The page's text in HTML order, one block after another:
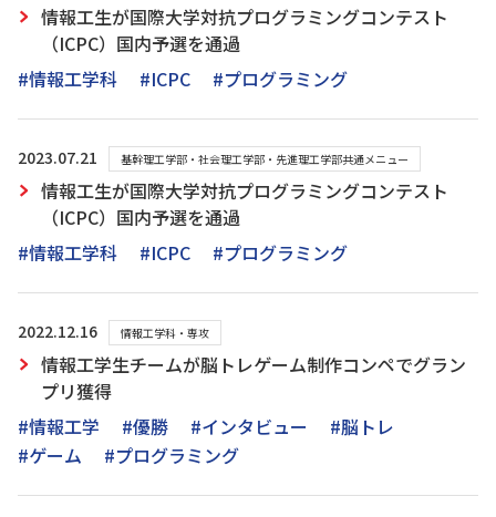
情報工生が国際大学対抗プログラミングコンテスト
（ICPC）国内予選を通過
#情報工学科
#ICPC #プログラミング
2023.07.21 基幹理工学部・社会理工学部・先進理工学部共通メニュー
情報工生が国際大学対抗プログラミングコンテスト
（ICPC）国内予選を通過
#情報工学科
#ICPC #プログラミング
2022.12.16 情報工学科・専攻
情報工学生チームが脳トレゲーム制作コンペでグラン
プリ獲得
#情報工学
#優勝 #インタビュー
#脳トレ
#ゲーム
#プログラミング